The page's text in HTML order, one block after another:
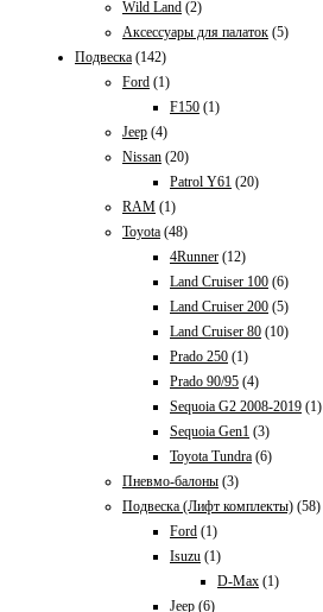
Wild Land (2)
Аксессуары для палаток (5)
Подвеска (142)
Ford (1)
F150 (1)
Jeep (4)
Nissan (20)
Patrol Y61 (20)
RAM (1)
Toyota (48)
4Runner (12)
Land Cruiser 100 (6)
Land Cruiser 200 (5)
Land Cruiser 80 (10)
Prado 250 (1)
Prado 90/95 (4)
Sequoia G2 2008-2019 (1)
Sequoia Gen1 (3)
Toyota Tundra (6)
Пневмо-балоны (3)
Подвеска (Лифт комплекты) (58)
Ford (1)
Isuzu (1)
D-Max (1)
Jeep (6)